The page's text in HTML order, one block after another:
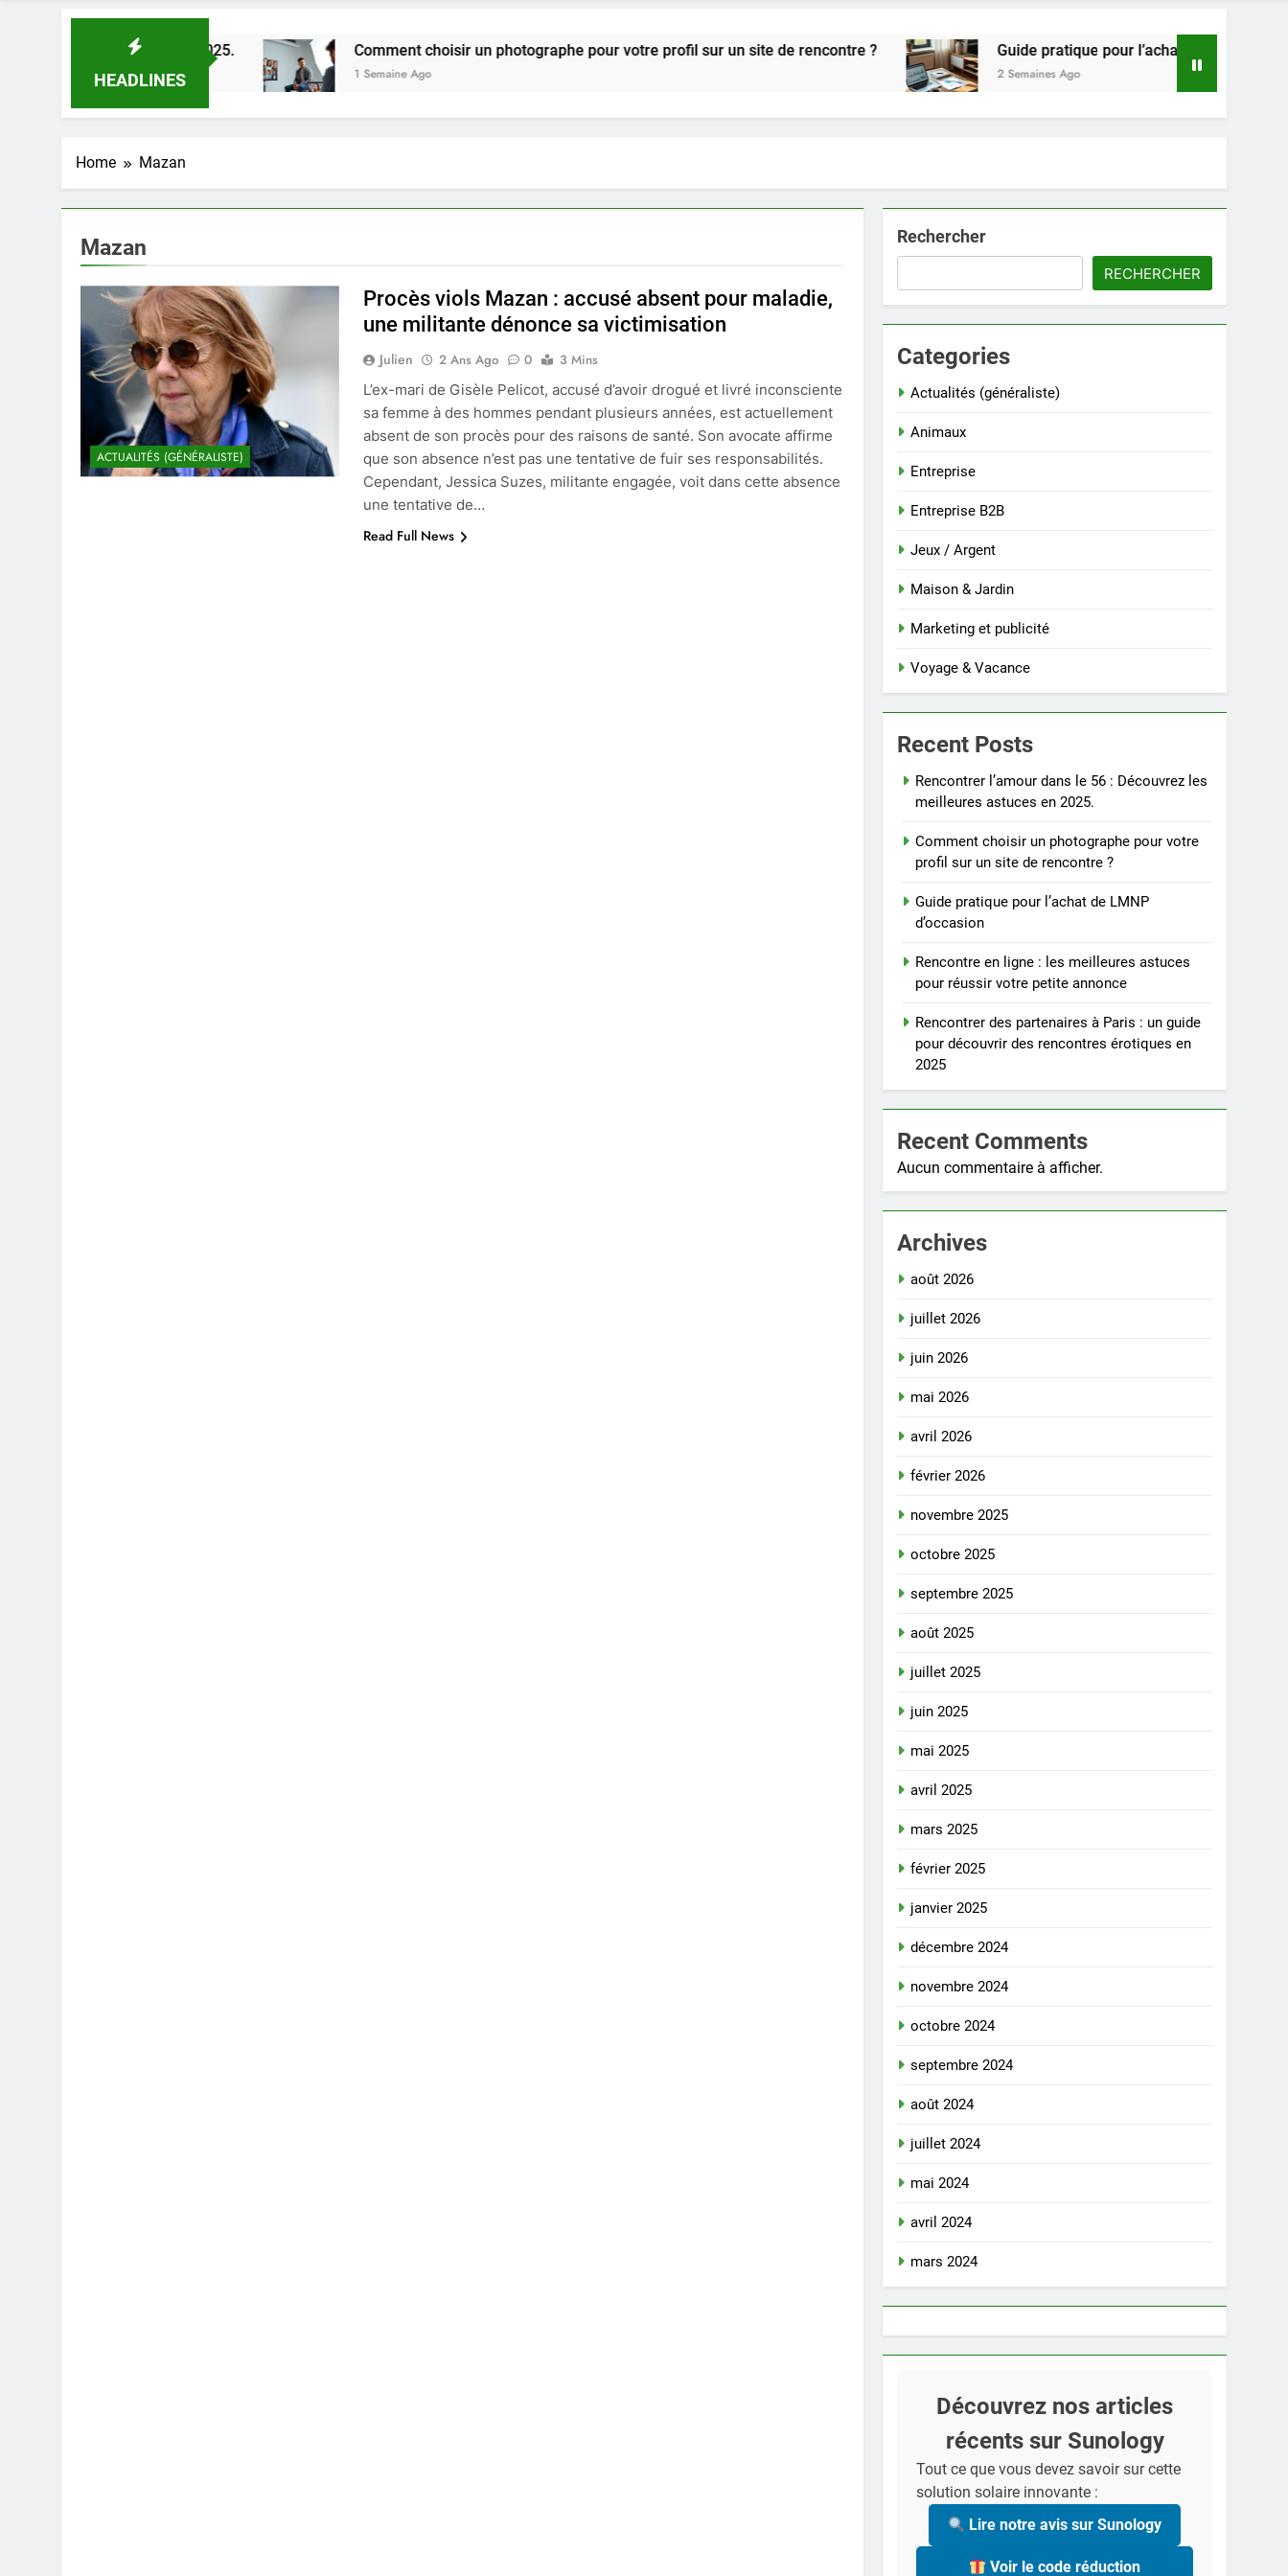
HEADLINES
astuces en 2025. Comment choisir un photographe pour votre profil sur un site de rencontre ?
1 Semaine Ago
Guide pratique pour l’achat de LMNP d’occasion
2 Semaines Ago
Home Mazan
Mazan
ACTUALITÉS (GÉNÉRALISTE)
Procès viols Mazan : accusé absent pour maladie,
une militante dénonce sa victimisation
Julien 2 Ans Ago 0
3 Mins
L’ex-mari de Gisèle Pelicot, accusé d’avoir drogué et livré inconsciente
sa femme à des hommes pendant plusieurs années, est actuellement
absent de son procès pour des raisons de santé. Son avocate affirme
que son absence n’est pas une tentative de fuir ses responsabilités.
Cependant, Jessica Suzes, militante engagée, voit dans cette absence
une tentative de…
Read Full News
Rechercher
RECHERCHER
Categories
Actualités (généraliste)
Animaux
Entreprise
Entreprise B2B
Jeux / Argent
Maison & Jardin
Marketing et publicité
Voyage & Vacance
Recent Posts
Rencontrer l’amour dans le 56 : Découvrez les
meilleures astuces en 2025.
Comment choisir un photographe pour votre
profil sur un site de rencontre ?
Guide pratique pour l’achat de LMNP
d’occasion
Rencontre en ligne : les meilleures astuces
pour réussir votre petite annonce
Rencontrer des partenaires à Paris : un guide
pour découvrir des rencontres érotiques en
2025
Recent Comments
Aucun commentaire à afficher.
Archives
août 2026
juillet 2026
juin 2026
mai 2026
avril 2026
février 2026
novembre 2025
octobre 2025
septembre 2025
août 2025
juillet 2025
juin 2025
mai 2025
avril 2025
mars 2025
février 2025
janvier 2025
décembre 2024
novembre 2024
octobre 2024
septembre 2024
août 2024
juillet 2024
mai 2024
avril 2024
mars 2024
Découvrez nos articles
récents sur Sunology
Tout ce que vous devez savoir sur cette
solution solaire innovante :
Lire notre avis sur Sunology
Voir le code réduction